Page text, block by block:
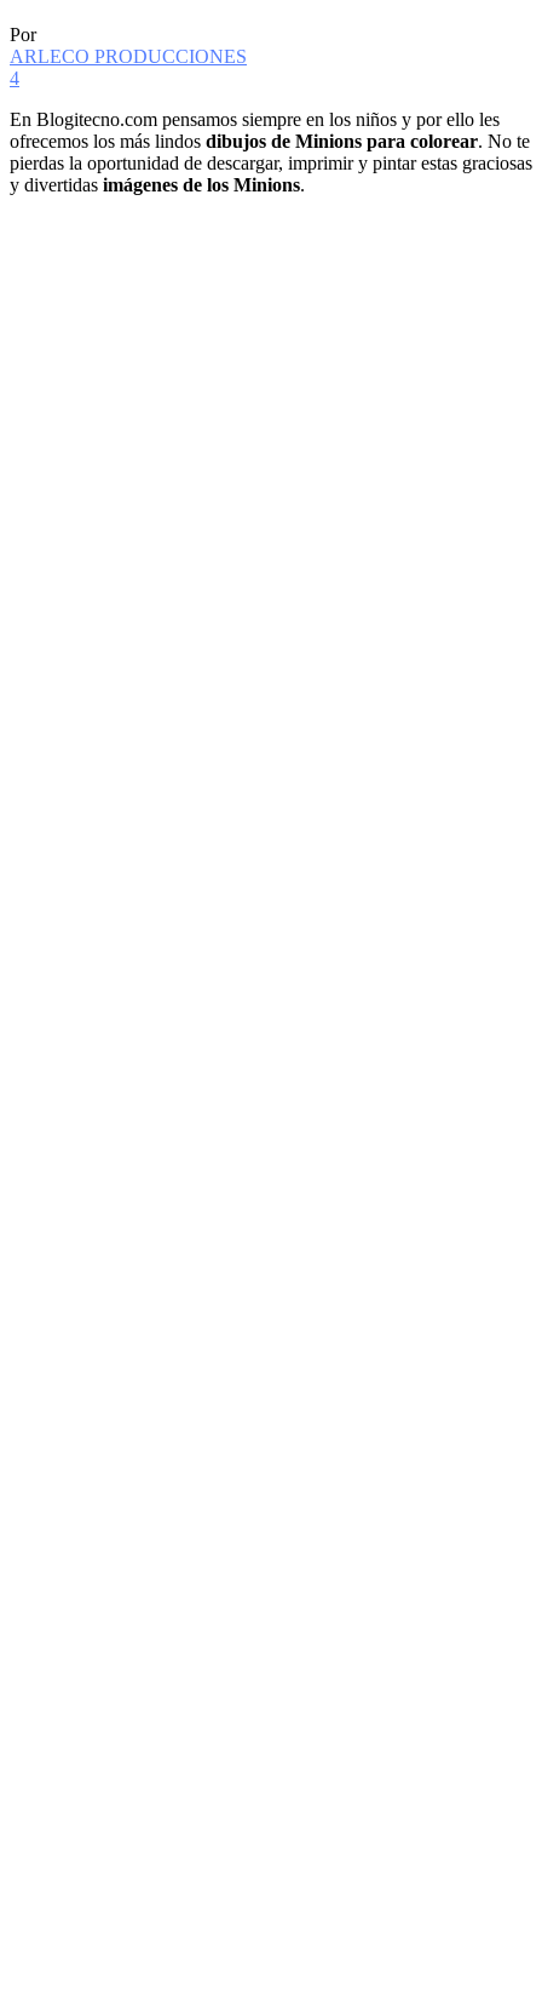
Por
ARLECO PRODUCCIONES
4
En Blogitecno.com pensamos siempre en los niños y por ello les
ofrecemos los más lindos dibujos de Minions para colorear. No te
pierdas la oportunidad de descargar, imprimir y pintar estas graciosas
y divertidas imágenes de los Minions.